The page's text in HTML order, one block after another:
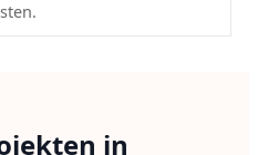
in